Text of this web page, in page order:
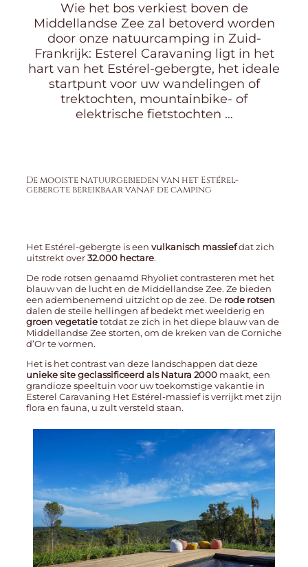
Wie het bos verkiest boven de
Middellandse Zee zal betoverd worden
door onze natuurcamping in Zuid-
Frankrijk: Esterel Caravaning ligt in het
hart van het Estérel-gebergte, het ideale
startpunt voor uw wandelingen of
trektochten, mountainbike- of
elektrische fietstochten …
De mooiste natuurgebieden van het Estérel-
gebergte bereikbaar vanaf de camping
Het Estérel-gebergte is een vulkanisch massiefdat zich
uitstrekt over32.000 hectare.
De rode rotsen genaamd Rhyoliet contrasteren met het
blauw van de lucht en de Middellandse Zee. Ze bieden
een adembenemend uitzicht op de zee. De rode rotsen
dalen de steile hellingen af ​​bedekt met weelderig en
groen vegetatietotdat ze zich in het diepe blauw van de
Middellandse Zee storten, om de kreken van de Corniche
d’Or te vormen.
Het is het contrast van deze landschappen dat deze
unieke site geclassificeerd als Natura 2000 maakt, een
grandioze speeltuin voor uw toekomstige vakantie in
Esterel Caravaning Het Estérel-massief is verrijkt met zijn
flora en fauna, u zult versteld staan.